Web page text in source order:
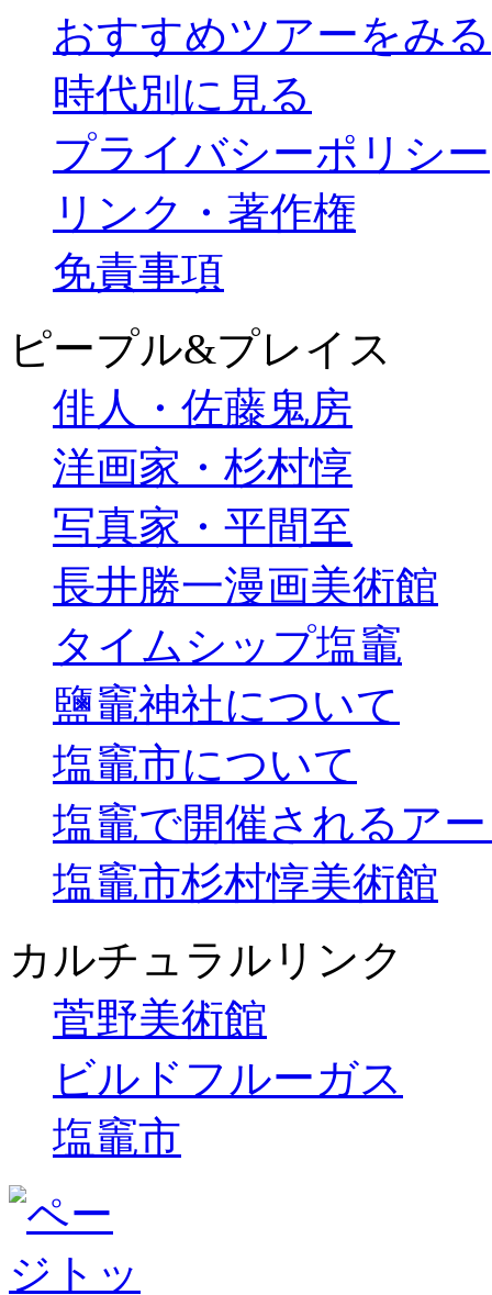
おすすめツアーをみる
時代別に見る
プライバシーポリシー
リンク・著作権
免責事項
ピープル&プレイス
俳人・佐藤鬼房
洋画家・杉村惇
写真家・平間至
長井勝一漫画美術館
タイムシップ塩竈
鹽竈神社について
塩竈市について
塩竈で開催されるア
塩竈市杉村惇美術館
カルチュラルリンク
菅野美術館
ビルドフルーガス
塩竈市